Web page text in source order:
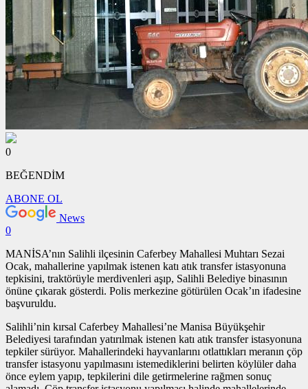
0
BEĞENDİM
ABONE OL
News
0
MANİSA’nın Salihli ilçesinin Caferbey Mahallesi Muhtarı Sezai
Ocak, mahallerine yapılmak istenen katı atık transfer istasyonuna
tepkisini, traktörüyle merdivenleri aşıp, Salihli Belediye binasının
önüne çıkarak gösterdi. Polis merkezine götürülen Ocak’ın ifadesine
başvuruldu.
Salihli’nin kırsal Caferbey Mahallesi’ne Manisa Büyükşehir
Belediyesi tarafından yatırılmak istenen katı atık transfer istasyonuna
tepkiler sürüyor. Mahallerindeki hayvanlarını otlattıkları meranın çöp
transfer istasyonu yapılmasını istemediklerini belirten köylüler daha
önce eylem yapıp, tepkilerini dile getirmelerine rağmen sonuç